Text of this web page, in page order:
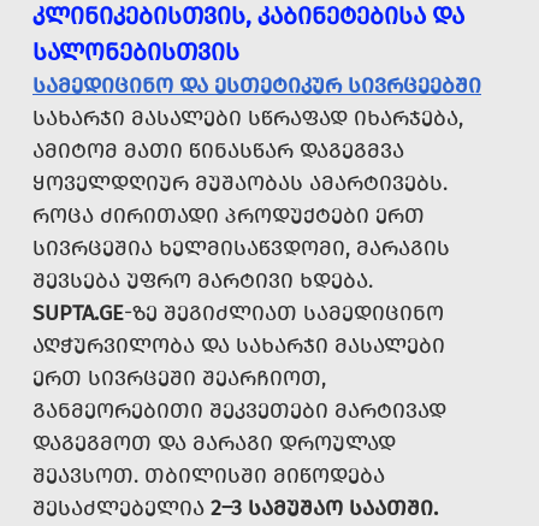
ᲙᲚᲘᲜᲘᲙᲔᲑᲘᲡᲗᲕᲘᲡ, ᲙᲐᲑᲘᲜᲔᲢᲔᲑᲘᲡᲐ ᲓᲐ
ᲡᲐᲚᲝᲜᲔᲑᲘᲡᲗᲕᲘᲡ
ᲡᲐᲛᲔᲓᲘᲪᲘᲜᲝ ᲓᲐ ᲔᲡᲗᲔᲢᲘᲙᲣᲠ ᲡᲘᲕᲠᲪᲔᲔᲑᲨᲘ
ᲡᲐᲮᲐᲠᲯᲘ ᲛᲐᲡᲐᲚᲔᲑᲘ ᲡᲬᲠᲐᲤᲐᲓ ᲘᲮᲐᲠᲯᲔᲑᲐ,
ᲐᲛᲘᲢᲝᲛ ᲛᲐᲗᲘ ᲬᲘᲜᲐᲡᲬᲐᲠ ᲓᲐᲒᲔᲒᲛᲕᲐ
ᲧᲝᲕᲔᲚᲓᲦᲘᲣᲠ ᲛᲣᲨᲐᲝᲑᲐᲡ ᲐᲛᲐᲠᲢᲘᲕᲔᲑᲡ.
ᲠᲝᲪᲐ ᲫᲘᲠᲘᲗᲐᲓᲘ ᲞᲠᲝᲓᲣᲥᲢᲔᲑᲘ ᲔᲠᲗ
ᲡᲘᲕᲠᲪᲔᲨᲘᲐ ᲮᲔᲚᲛᲘᲡᲐᲬᲕᲓᲝᲛᲘ, ᲛᲐᲠᲐᲒᲘᲡ
ᲨᲔᲕᲡᲔᲑᲐ ᲣᲤᲠᲝ ᲛᲐᲠᲢᲘᲕᲘ ᲮᲓᲔᲑᲐ.
SUPTA.GE-ᲖᲔ ᲨᲔᲒᲘᲫᲚᲘᲐᲗ ᲡᲐᲛᲔᲓᲘᲪᲘᲜᲝ
ᲐᲦᲭᲣᲠᲕᲘᲚᲝᲑᲐ ᲓᲐ ᲡᲐᲮᲐᲠᲯᲘ ᲛᲐᲡᲐᲚᲔᲑᲘ
ᲔᲠᲗ ᲡᲘᲕᲠᲪᲔᲨᲘ ᲨᲔᲐᲠᲩᲘᲝᲗ,
ᲒᲐᲜᲛᲔᲝᲠᲔᲑᲘᲗᲘ ᲨᲔᲙᲕᲔᲗᲔᲑᲘ ᲛᲐᲠᲢᲘᲕᲐᲓ
ᲓᲐᲒᲔᲒᲛᲝᲗ ᲓᲐ ᲛᲐᲠᲐᲒᲘ ᲓᲠᲝᲣᲚᲐᲓ
ᲨᲔᲐᲕᲡᲝᲗ. ᲗᲑᲘᲚᲘᲡᲨᲘ ᲛᲘᲬᲝᲓᲔᲑᲐ
ᲨᲔᲡᲐᲫᲚᲔᲑᲔᲚᲘᲐ 2–3 ᲡᲐᲛᲣᲨᲐᲝ ᲡᲐᲐᲗᲨᲘ.